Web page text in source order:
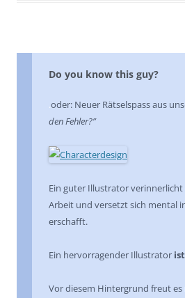
Do you know this guy?
.oder: Neuer Rätselspass aus
den Fehler?”
Ein guter Illustrator verinnerlicht
Arbeit und versetzt sich mental
erschafft.
Ein hervorragender Illustrator ist
Vor diesem Hintergrund freut